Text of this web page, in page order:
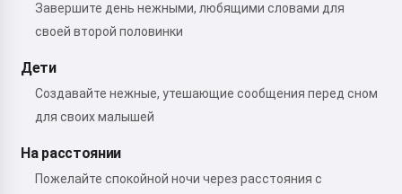
Завершите день нежными, любящими словами для
своей второй половинки
Дети
Создавайте нежные, утешающие сообщения перед сном
для своих малышей
На расстоянии
Пожелайте спокойной ночи через расстояния с